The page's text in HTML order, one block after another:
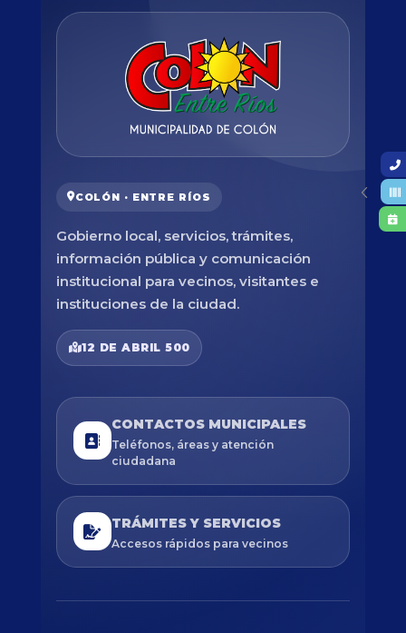
COLÓN · ENTRE RÍOS
Gobierno local, servicios, trámites,
información pública y comunicación
institucional para vecinos, visitantes e
instituciones de la ciudad.
12 DE ABRIL 500
CONTACTOS MUNICIPALES
Teléfonos, áreas y atención
ciudadana
TRÁMITES Y SERVICIOS
Accesos rápidos para vecinos